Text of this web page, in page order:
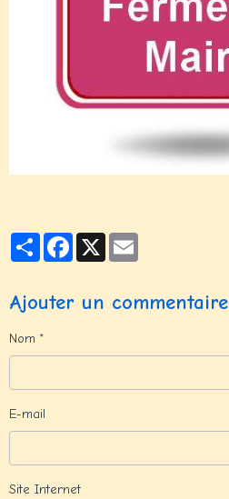
PartagerFacebook
X
Ajouter un commentaire
Nom
E-mail
Site Internet